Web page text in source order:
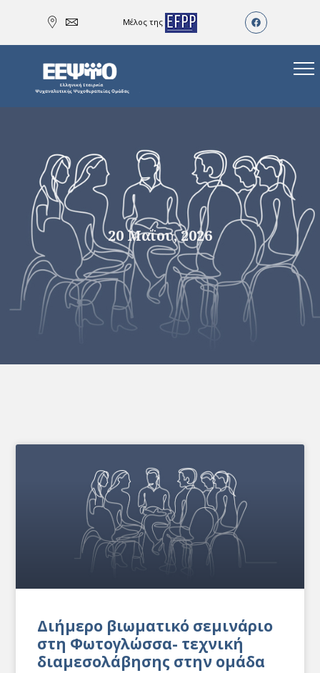
Μέλος της
20 Μαΐου, 2026
Διήμερο βιωματικό σεμινάριο
στη Φωτογλώσσα- τεχνική
διαμεσολάβησης στην ομάδα